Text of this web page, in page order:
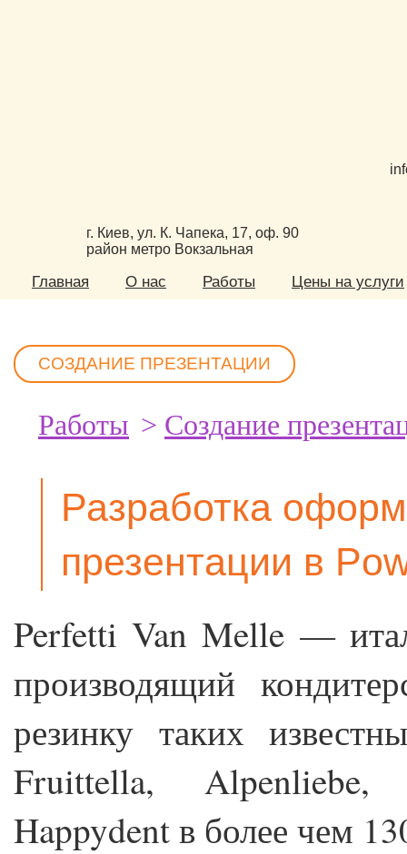
г. Киев, ул. К. Чапека, 17, оф. 90
район метро Вокзальная
Главная О нас Работы Цены на услуги
СОЗДАНИЕ ПРЕЗЕНТАЦИИ
Работы > Создание
Разработка
презентации в
Perfetti Van Melle —
производящий
резинку таких
Fruittella,
Happydent в более чем